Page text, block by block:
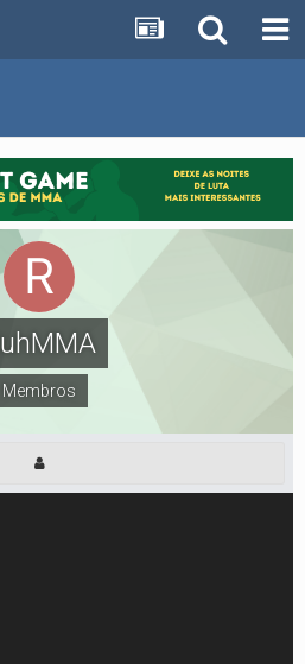
Membros